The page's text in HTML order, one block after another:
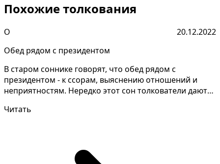
Похожие толкования
О
20.12.2022
Обед рядом с президентом
В старом соннике говорят, что обед рядом с
президентом - к ссорам, выяснению отношений и
неприятностям. Нередко этот сон толкователи дают
Читать